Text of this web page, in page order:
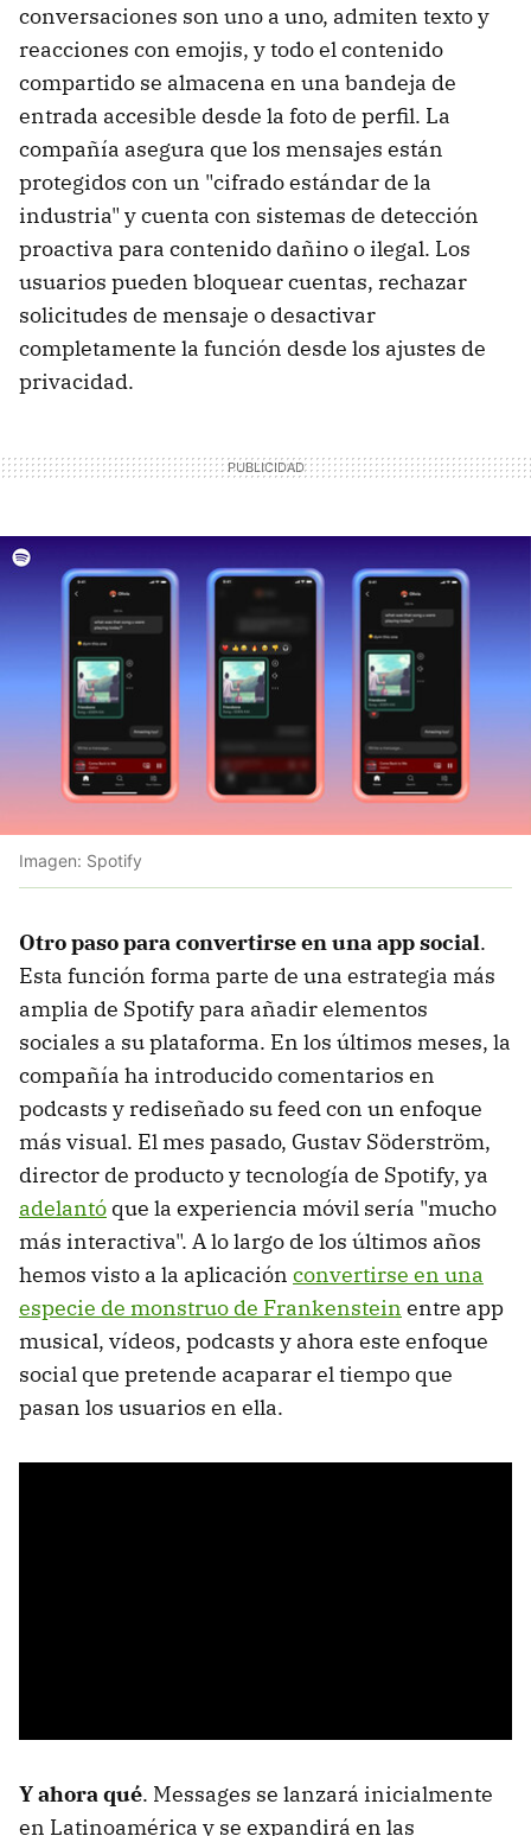
conversaciones son uno a uno, admiten texto y
reacciones con emojis, y todo el contenido
compartido se almacena en una bandeja de
entrada accesible desde la foto de perfil. La
compañía asegura que los mensajes están
protegidos con un "cifrado estándar de la
industria" y cuenta con sistemas de detección
proactiva para contenido dañino o ilegal. Los
usuarios pueden bloquear cuentas, rechazar
solicitudes de mensaje o desactivar
completamente la función desde los ajustes de
privacidad.
Imagen: Spotify
Otro paso para convertirse en una app social.
Esta función forma parte de una estrategia más
amplia de Spotify para añadir elementos
sociales a su plataforma. En los últimos meses, la
compañía ha introducido comentarios en
podcasts y rediseñado su feed con un enfoque
más visual. El mes pasado, Gustav Söderström,
director de producto y tecnología de Spotify, ya
adelantó que la experiencia móvil sería "mucho
más interactiva". A lo largo de los últimos años
hemos visto a la aplicación convertirse en una
especie de monstruo de Frankenstein entre app
musical, vídeos, podcasts y ahora este enfoque
social que pretende acaparar el tiempo que
pasan los usuarios en ella.
Y ahora qué. Messages se lanzará inicialmente
en Latinoamérica y se expandirá en las